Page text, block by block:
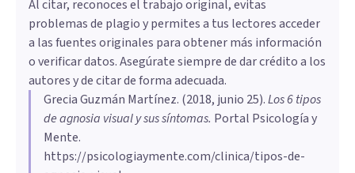
Al citar, reconoces el trabajo original, evitas
problemas de plagio y permites a tus lectores acceder
a las fuentes originales para obtener más información
o verificar datos. Asegúrate siempre de dar crédito a los
autores y de citar de forma adecuada.
Grecia Guzmán Martínez. (2018, junio 25).Los 6 tipos
de agnosia visual y sus síntomas. Portal Psicología y
Mente.
https://psicologiaymente.com/clinica/tipos-de-